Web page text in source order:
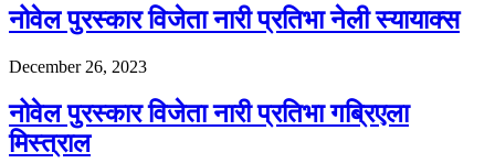
नोवेल पुरस्कार विजेता नारी प्रतिभा नेली स्यायाक्स
December 26, 2023
नोवेल पुरस्कार विजेता नारी प्रतिभा गब्रिएला
मिस्त्राल